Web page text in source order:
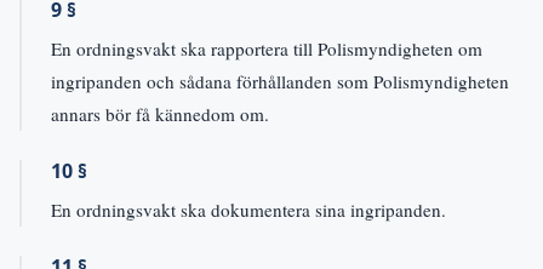
9 §
En ordningsvakt ska rapportera till Polismyndigheten om
ingripanden och sådana förhållanden som Polismyndigheten
annars bör få kännedom om.
10 §
En ordningsvakt ska dokumentera sina ingripanden.